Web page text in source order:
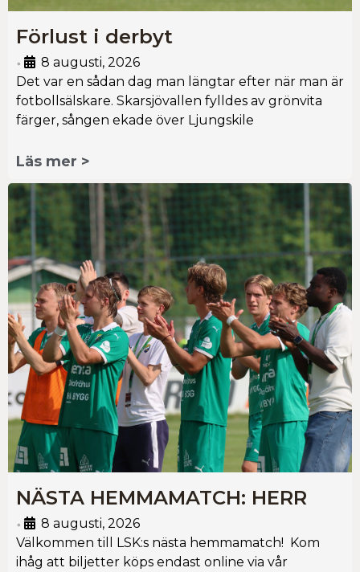
Förlust i derbyt
•
8 augusti, 2026
Det var en sådan dag man längtar efter när man är
fotbollsälskare. Skarsjövallen fylldes av grönvita
färger, sången ekade över Ljungskile
Läs mer >
NÄSTA HEMMAMATCH: HERR
•
8 augusti, 2026
Välkommen till LSK:s nästa hemmamatch! Kom
ihåg att biljetter köps endast online via vår